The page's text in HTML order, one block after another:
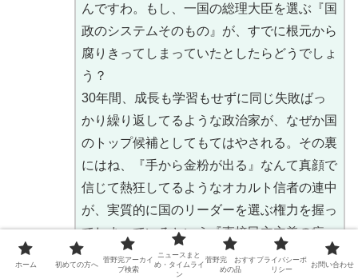
んですわ。もし、一国の総理大臣を選ぶ『国
政のシステムそのもの』が、すでに根元から
腐りきってしまっていたとしたらどうでしょ
う？
30年間、成長も学習もせずに同じ失敗ばっ
かり繰り返してるような政治家が、なぜか国
のトップ候補としてもてはやされる。その裏
にはね、『手から金粉が出る』なんて真顔で
信じて熱狂してるようなオカルト信者の連中
が、実質的に国のリーダーを選ぶ権力を握っ
てしまっているという『直接民主主義の病』
があるんです。
ホーム 初めての方へ
菅野完アーカイ
ブ検索
ニュースまと
め・タイムライ
ン
菅野完 おすす
めの品
プライバシーポ
リシー
お問い合わせ